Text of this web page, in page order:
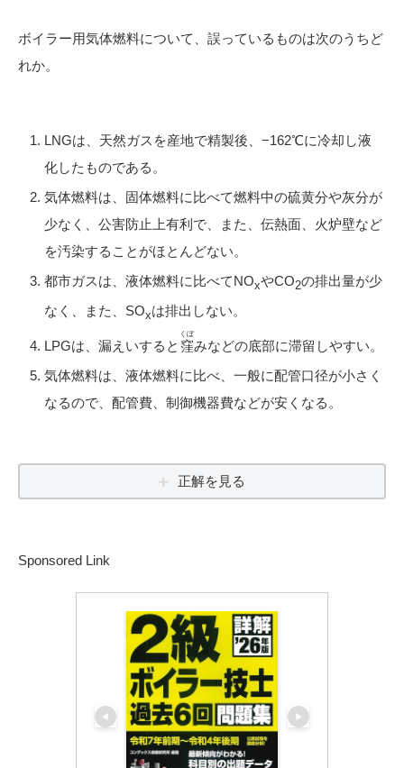
ボイラー用気体燃料について、誤っているものは次のうちど
れか。
LNGは、天然ガスを産地で精製後、−162℃に冷却し液
化したものである。
気体燃料は、固体燃料に比べて燃料中の硫黄分や灰分が
少なく、公害防止上有利で、また、伝熱面、火炉壁など
を汚染することがほとんどない。
都市ガスは、液体燃料に比べてNOxやCO2の排出量が少
なく、また、SOxは排出しない。
LPGは、漏えいすると 窪
くぼ
みなどの底部に滞留しやすい。
気体燃料は、液体燃料に比べ、一般に配管口径が小さく
なるので、配管費、制御機器費などが安くなる。
正解を見る
Sponsored Link